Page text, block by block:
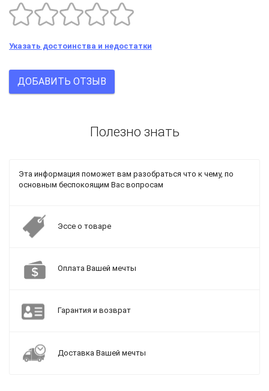
Указать достоинства и недостатки
ДОБАВИТЬ ОТЗЫВ
Полезно знать
Эта информация поможет вам разобраться что к чему, по
основным беспокоящим Вас вопросам
Эссе о товаре
Оплата Вашей мечты
Гарантия и возврат
Доставка Вашей мечты